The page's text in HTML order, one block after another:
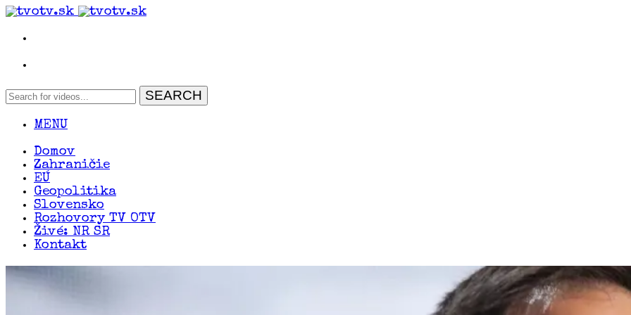
MENU
Domov
Zahraničie
EÚ
Geopolitika
Slovensko
Rozhovory TV OTV
Živé: NR SR
Kontakt